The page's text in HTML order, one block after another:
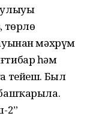
төрлө
мәхрүм
һәм
тейеш. Был
2”